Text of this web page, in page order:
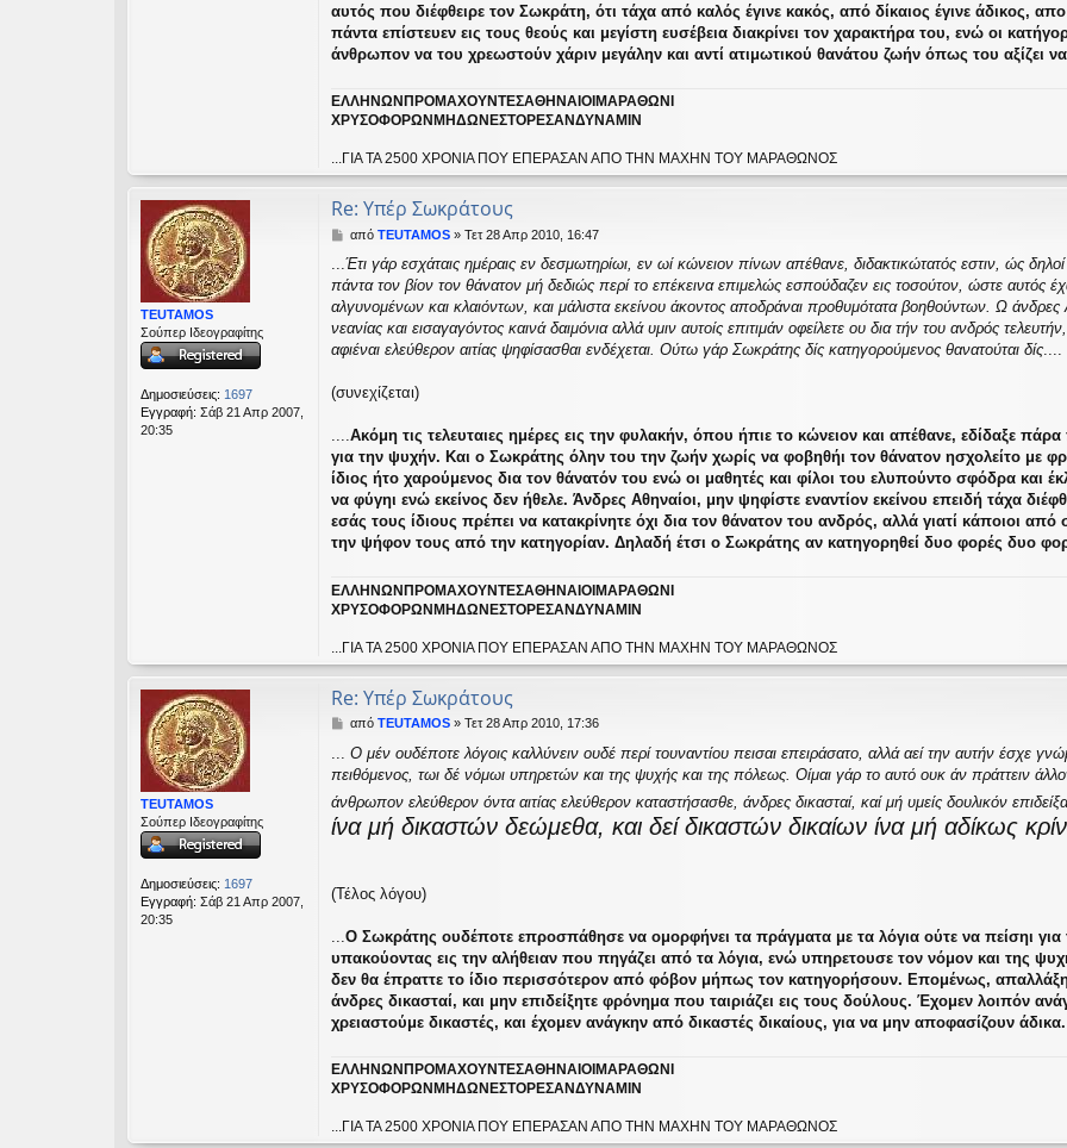
αυτός που διέφθειρε τον Σωκράτη, ότι τάχα από καλός έγινε κακός, από δίκαιος έγινε άδικος,
πάντα επίστευεν εις τους θεούς και μεγίστη ευσέβεια διακρίνει τον χαρακτήρα του, ενώ οι
άνθρωπον να του χρεωστούν χάριν μεγάλην και αντί ατιμωτικού θανάτου ζωήν όπως του αξίζει
ΕΛΛΗΝΩΝΠΡΟΜΑΧΟΥΝΤΕΣΑΘΗΝΑΙΟΙΜΑΡΑΘΩΝΙ
ΧΡΥΣΟΦΟΡΩΝΜΗΔΩΝΕΣΤΟΡΕΣΑΝΔΥΝΑΜΙΝ
...ΓΙΑ ΤΑ 2500 ΧΡΟΝΙΑ ΠΟΥ ΕΠΕΡΑΣΑΝ ΑΠΟ ΤΗΝ ΜΑΧΗΝ ΤΟΥ ΜΑΡΑΘΩΝΟΣ
TEUTAMOS
Σούπερ Ιδεογραφίτης
Δημοσιεύσεις: 1697
Εγγραφή: Σάβ 21 Απρ 2007,
20:35
Re: Υπέρ Σωκράτους
Δ
μ
ο
σ
ί
υ
η
από TEUTAMOS» Τετ 28 Απρ 2010, 16:47
...Έτι γάρ εσχάταις ημέραις εν δεσμωτηρίωι, εν ωί κώνειον πίνων απέθανε, διδακτικώτατός εστιν, ώς
πάντα τον βίον τον θάνατον μή δεδιώς περί το επέκεινα επιμελώς εσπούδαζεν εις τοσούτον, ώστε αυτός
αλγυνομένων και κλαιόντων, και μάλιστα εκείνου άκοντος αποδράναι προθυμότατα βοηθούντων. Ω άνδρες
νεανίας και εισαγαγόντος καινά δαιμόνια αλλά υμιν αυτοίς επιτιμάν οφείλετε ου δια τήν του ανδρός
αφιέναι ελεύθερον αιτίας ψηφίσασθαι ενδέχεται. Ούτω γάρ Σωκράτης δίς κατηγορούμενος θανατούται δίς....
(συνεχίζεται)
....Ακόμη τις τελευταιες ημέρες εις την φυλακήν, όπου ήπιε το κώνειον και απέθανε, εδίδαξε
για την ψυχήν. Και ο Σωκράτης όλην του την ζωήν χωρίς να φοβηθήι τον θάνατον ησχολείτο με
ίδιος ήτο χαρούμενος δια τον θάνατόν του ενώ οι μαθητές και φίλοι του ελυπούντο σφόδρα και
να φύγηι ενώ εκείνος δεν ήθελε. Άνδρες Αθηναίοι, μην ψηφίστε εναντίον εκείνου επειδή τάχα
εσάς τους ίδιους πρέπει να κατακρίνητε όχι δια τον θάνατον του ανδρός, αλλά γιατί κάποιοι
την ψήφον τους από την κατηγορίαν. Δηλαδή έτσι ο Σωκράτης αν κατηγορηθεί δυο φορές δυο
ΕΛΛΗΝΩΝΠΡΟΜΑΧΟΥΝΤΕΣΑΘΗΝΑΙΟΙΜΑΡΑΘΩΝΙ
ΧΡΥΣΟΦΟΡΩΝΜΗΔΩΝΕΣΤΟΡΕΣΑΝΔΥΝΑΜΙΝ
...ΓΙΑ ΤΑ 2500 ΧΡΟΝΙΑ ΠΟΥ ΕΠΕΡΑΣΑΝ ΑΠΟ ΤΗΝ ΜΑΧΗΝ ΤΟΥ ΜΑΡΑΘΩΝΟΣ
TEUTAMOS
Σούπερ Ιδεογραφίτης
Δημοσιεύσεις: 1697
Εγγραφή: Σάβ 21 Απρ 2007,
20:35
Re: Υπέρ Σωκράτους
Δ
μ
ο
σ
ε
από TEUTAMOS» Τετ 28 Απρ 2010, 17:36
Ο μέν ουδέποτε λόγοις καλλύνειν ουδέ περί τουναντίου πεισαι επειράσατο, αλλά αεί την αυτήν έσχε
πειθόμενος, τωι δέ νόμωι υπηρετών και της ψυχής και της πόλεως. Οίμαι γάρ το αυτό ουκ άν πράττειν
άνθρωπον ελεύθερον όντα αιτίας ελεύθερον καταστήσασθε, άνδρες δικασταί, καί μή υμείς δουλικόν
ίνα μή δικαστών δεώμεθα, και δεί δικαστών δικαίων ίνα μή αδίκως
(Τέλος λόγου)
Ο Σωκράτης ουδέποτε επροσπάθησε να ομορφήνει τα πράγματα με τα λόγια ούτε να πείσηι για
υπακούοντας εις την αλήθειαν που πηγάζει από τα λόγια, ενώ υπηρετουσε τον νόμον και της
δεν θα έπραττε το ίδιο περισσότερον από φόβον μήπως τον κατηγορήσουν. Επομένως,
άνδρες δικασταί, και μην επιδείξητε φρόνημα που ταιριάζει εις τους δούλους. Έχομεν λοιπόν
χρειαστούμε δικαστές, και έχομεν ανάγκην από δικαστές δικαίους, για να μην αποφασίζουν άδικα.
ΕΛΛΗΝΩΝΠΡΟΜΑΧΟΥΝΤΕΣΑΘΗΝΑΙΟΙΜΑΡΑΘΩΝΙ
ΧΡΥΣΟΦΟΡΩΝΜΗΔΩΝΕΣΤΟΡΕΣΑΝΔΥΝΑΜΙΝ
...ΓΙΑ ΤΑ 2500 ΧΡΟΝΙΑ ΠΟΥ ΕΠΕΡΑΣΑΝ ΑΠΟ ΤΗΝ ΜΑΧΗΝ ΤΟΥ ΜΑΡΑΘΩΝΟΣ